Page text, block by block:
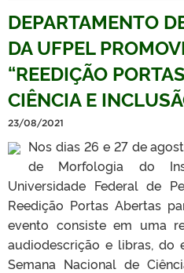
DEPARTAMENTO
DA UFPEL
“REEDIÇÃO
CIÊNCIA E
23/08/2021
Nos dias 26 e 27 de
de Morfologia do
Universidade Federal de
Reedição Portas Abertas
evento consiste em uma
audiodescrição e libras, do
Semana Nacional de